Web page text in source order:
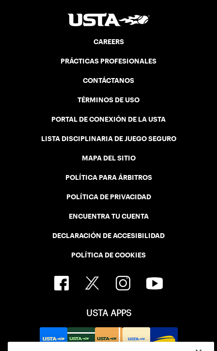
CAREERS
PRÁCTICAS PROFESIONALES
CONTÁCTANOS
TÉRMINOS DE USO
PORTAL DE CONEXIÓN DE LA USTA
LISTA DISCIPLINARIA DE JUEGO SEGURO
MAPA DEL SITIO
POLÍTICA PARA ÁRBITROS
POLÍTICA DE PRIVACIDAD
ENCUENTRA TU CUENTA
DECLARACIÓN DE ACCESIBILIDAD
POLÍTICA DE COOKIES
USTA APPS